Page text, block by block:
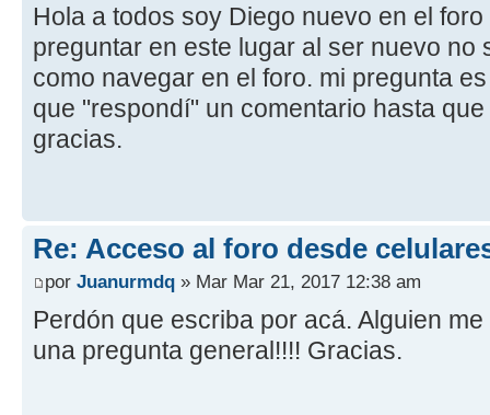
Hola a todos soy Diego nuevo en el
preguntar en este lugar al ser nuevo no
como navegar en el foro. mi pregunta
que "respondí" un comentario hasta
gracias.
Re: Acceso al foro desde
por Juanurmdq » Mar Mar 21, 2017 12:38 am
Perdón que escriba por acá. Alguien
una pregunta general!!!! Gracias.